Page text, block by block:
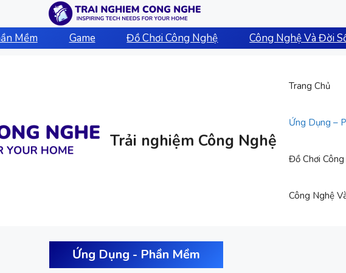
Mềm Game Đồ Chơi Công Nghệ Công Nghệ Và Đời
Trải nghiệm Công Nghệ
Trang Chủ
Ứng Dụng –
Đồ Chơi
Công Nghệ
Ứng Dụng - Phần Mềm